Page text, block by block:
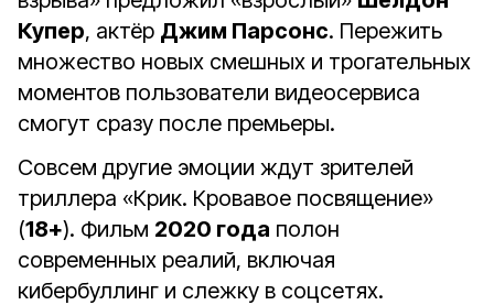
Купер, актёр Джим Парсонс. Пережить
множество новых смешных и трогательных
моментов пользователи видеосервиса
смогут сразу после премьеры.
Совсем другие эмоции ждут зрителей
триллера «Крик. Кровавое посвящение»
(18+). Фильм 2020 года полон
современных реалий, включая
кибербуллинг и слежку в соцсетях.